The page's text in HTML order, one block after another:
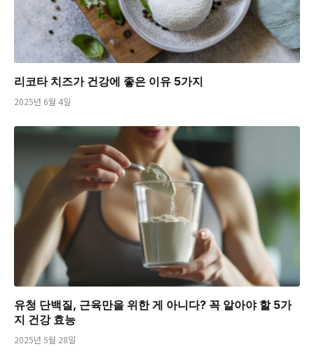
리코타 치즈가 건강에 좋은 이유 5가지
2025년 6월 4일
유청 단백질, 근육만을 위한 게 아니다? 꼭 알아야 할 5가
지 건강 효능
2025년 5월 28일